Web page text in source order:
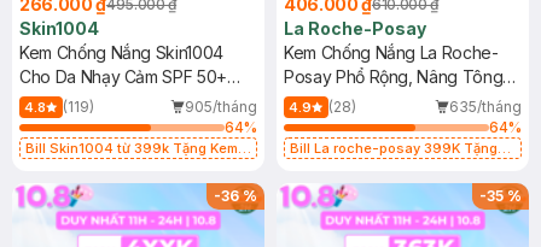
266.000 ₫495.000 ₫
Skin1004
Kem Chống Nắng Skin1004
Cho Da Nhạy Cảm SPF 50+
50ml
4.8 (119)
905/tháng
64%
Bill Skin1004 từ 399k Tặng Kem
SPF 50+ 20ml (SL Có Hạn)
406.000 ₫610.000 ₫
La Roche-Posay
Kem Chống Nắng La Roche-
Posay Phổ Rộng, Nâng Tông
Kiềm Dầu 50ml
4.9 (28)
635/tháng
64%
Bill La roche-posay 399K Tặng
(SL có hạn)
-36% -35%